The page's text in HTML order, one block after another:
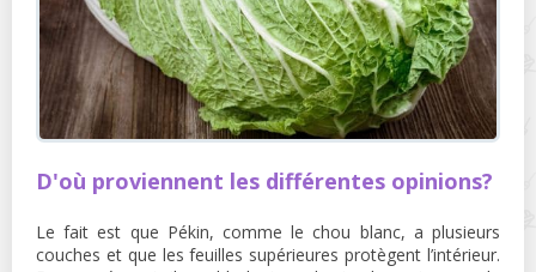
D'où proviennent les différentes opinions?
Le fait est que Pékin, comme le chou blanc, a plusieurs
couches et que les feuilles supérieures protègent l’intérieur.